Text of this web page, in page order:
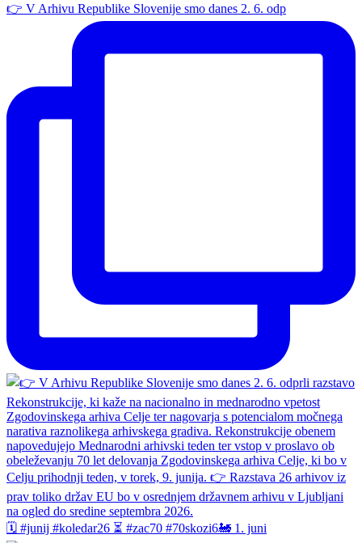
👉 V Arhivu Republike Slovenije smo danes 2. 6. odp
🗓️ #junij #koledar26 ⏳ #zac70 #70skozi6🚂 1. juni